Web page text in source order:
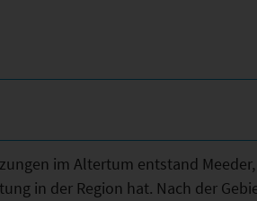
im Altertum entstand
in der Region hat. Nach der